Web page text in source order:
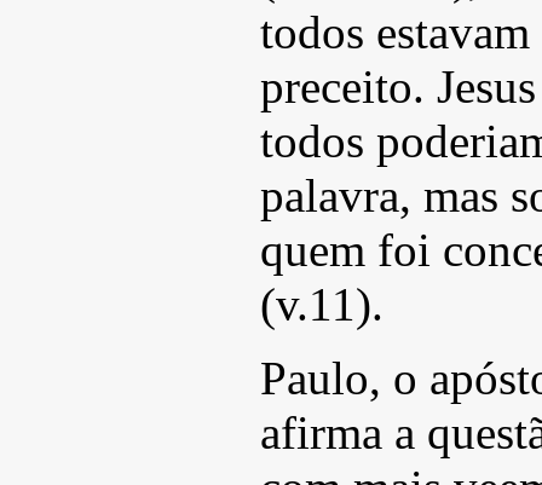
todos
preceito.
todos
palavra, mas
quem foi
(v.11).
Paulo, o
afirma a